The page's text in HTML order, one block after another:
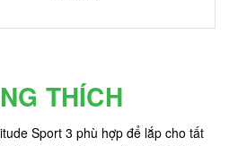
THÍCH
Sport 3 phù hợp để lắp cho tất